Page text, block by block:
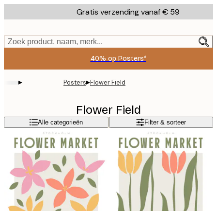
to
content.
Gratis verzending vanaf € 59
Zoek product, naam, merk...
40% op Posters*
▸ Posters▸Flower Field
Flower Field
Alle categorieën Filter & sorteer